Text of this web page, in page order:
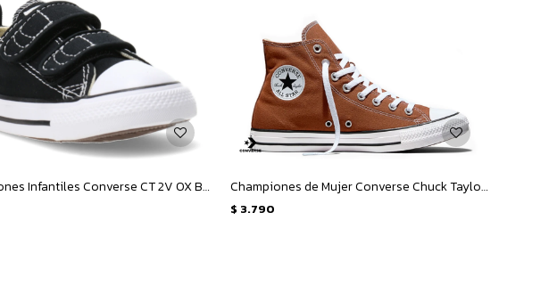
Championes Infantiles Converse CT 2V OX Bebe - Negro Championes de Mujer Converse Chuck Taylor All Star Canvas - Marrón
$ 3.790